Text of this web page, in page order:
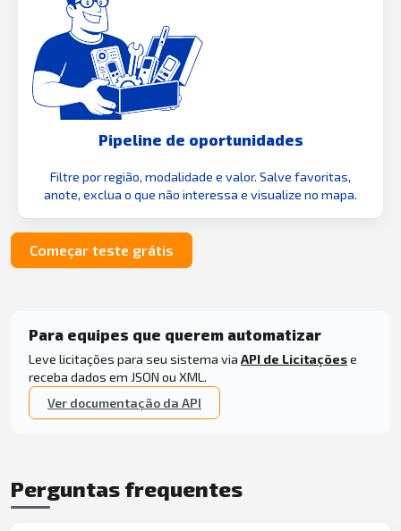
Pipeline de oportunidades
Filtre por região, modalidade e valor. Salve favoritas,
anote, exclua o que não interessa e visualize no mapa.
Começar teste grátis
Para equipes que querem automatizar
Leve licitações para seu sistema via API de Licitaçõese
receba dados em JSON ou XML.
Ver documentação da API
Perguntas frequentes